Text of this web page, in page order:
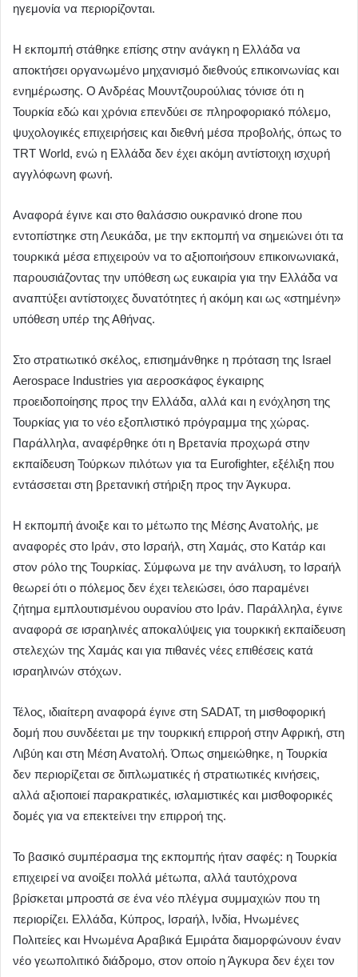
ηγεμονία να περιορίζονται.
Η εκπομπή στάθηκε επίσης στην ανάγκη η Ελλάδα να
αποκτήσει οργανωμένο μηχανισμό διεθνούς επικοινωνίας και
ενημέρωσης. Ο Ανδρέας Μουντζουρούλιας τόνισε ότι η
Τουρκία εδώ και χρόνια επενδύει σε πληροφοριακό πόλεμο,
ψυχολογικές επιχειρήσεις και διεθνή μέσα προβολής, όπως το
TRT World, ενώ η Ελλάδα δεν έχει ακόμη αντίστοιχη ισχυρή
αγγλόφωνη φωνή.
Αναφορά έγινε και στο θαλάσσιο ουκρανικό drone που
εντοπίστηκε στη Λευκάδα, με την εκπομπή να σημειώνει ότι τα
τουρκικά μέσα επιχειρούν να το αξιοποιήσουν επικοινωνιακά,
παρουσιάζοντας την υπόθεση ως ευκαιρία για την Ελλάδα να
αναπτύξει αντίστοιχες δυνατότητες ή ακόμη και ως «στημένη»
υπόθεση υπέρ της Αθήνας.
Στο στρατιωτικό σκέλος, επισημάνθηκε η πρόταση της Israel
Aerospace Industries για αεροσκάφος έγκαιρης
προειδοποίησης προς την Ελλάδα, αλλά και η ενόχληση της
Τουρκίας για το νέο εξοπλιστικό πρόγραμμα της χώρας.
Παράλληλα, αναφέρθηκε ότι η Βρετανία προχωρά στην
εκπαίδευση Τούρκων πιλότων για τα Eurofighter, εξέλιξη που
εντάσσεται στη βρετανική στήριξη προς την Άγκυρα.
Η εκπομπή άνοιξε και το μέτωπο της Μέσης Ανατολής, με
αναφορές στο Ιράν, στο Ισραήλ, στη Χαμάς, στο Κατάρ και
στον ρόλο της Τουρκίας. Σύμφωνα με την ανάλυση, το Ισραήλ
θεωρεί ότι ο πόλεμος δεν έχει τελειώσει, όσο παραμένει
ζήτημα εμπλουτισμένου ουρανίου στο Ιράν. Παράλληλα, έγινε
αναφορά σε ισραηλινές αποκαλύψεις για τουρκική εκπαίδευση
στελεχών της Χαμάς και για πιθανές νέες επιθέσεις κατά
ισραηλινών στόχων.
Τέλος, ιδιαίτερη αναφορά έγινε στη SADAT, τη μισθοφορική
δομή που συνδέεται με την τουρκική επιρροή στην Αφρική, στη
Λιβύη και στη Μέση Ανατολή. Όπως σημειώθηκε, η Τουρκία
δεν περιορίζεται σε διπλωματικές ή στρατιωτικές κινήσεις,
αλλά αξιοποιεί παρακρατικές, ισλαμιστικές και μισθοφορικές
δομές για να επεκτείνει την επιρροή της.
Το βασικό συμπέρασμα της εκπομπής ήταν σαφές: η Τουρκία
επιχειρεί να ανοίξει πολλά μέτωπα, αλλά ταυτόχρονα
βρίσκεται μπροστά σε ένα νέο πλέγμα συμμαχιών που τη
περιορίζει. Ελλάδα, Κύπρος, Ισραήλ, Ινδία, Ηνωμένες
Πολιτείες και Ηνωμένα Αραβικά Εμιράτα διαμορφώνουν έναν
νέο γεωπολιτικό διάδρομο, στον οποίο η Άγκυρα δεν έχει τον